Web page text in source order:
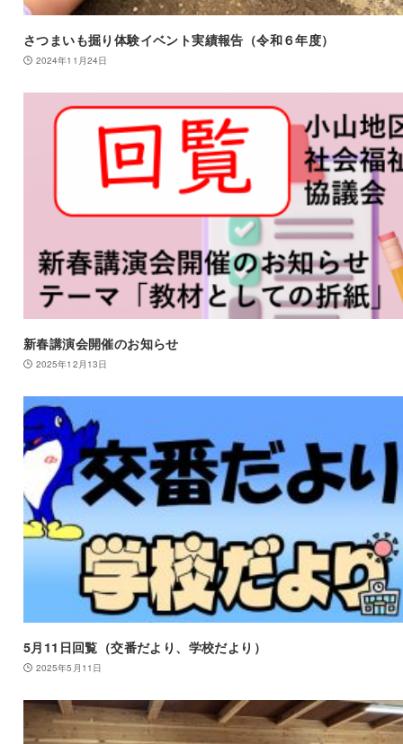
さつまいも掘り体験イベント実績報告（令和６年度）
2024年11月24日
新春講演会開催のお知らせ
2025年12月13日
5月11日回覧（交番だより、学校だより）
2025年5月11日